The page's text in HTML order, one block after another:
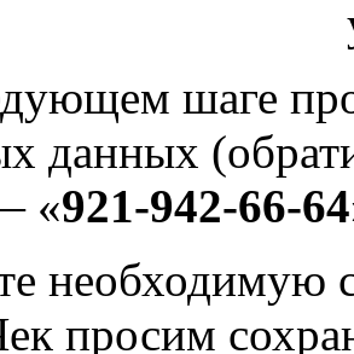
шаге
данных
«921-942-66-64
необходимую
просим